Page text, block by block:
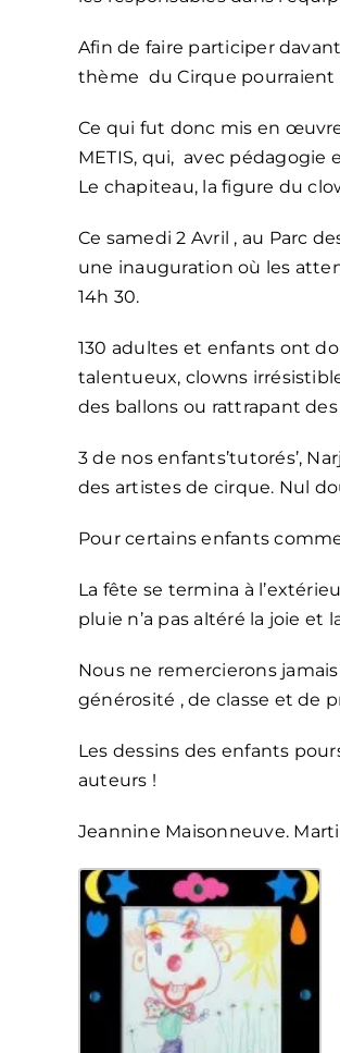
Afin de faire participer
thème du Cirque pourraient
Ce qui fut donc mis en
METIS, qui, avec
Le chapiteau, la figure du
Ce samedi 2 Avril , au Parc
une inauguration où les
14h 30.
130 adultes et enfants ont
talentueux, clowns
des ballons ou rattrapant
3 de nos enfants’tutorés’,
des artistes de cirque. Nul
Pour certains enfants
La fête se termina à
pluie n’a pas altéré la joie
Nous ne remercierons
générosité , de classe et de
Les dessins des enfants
auteurs !
Jeannine Maisonneuve.